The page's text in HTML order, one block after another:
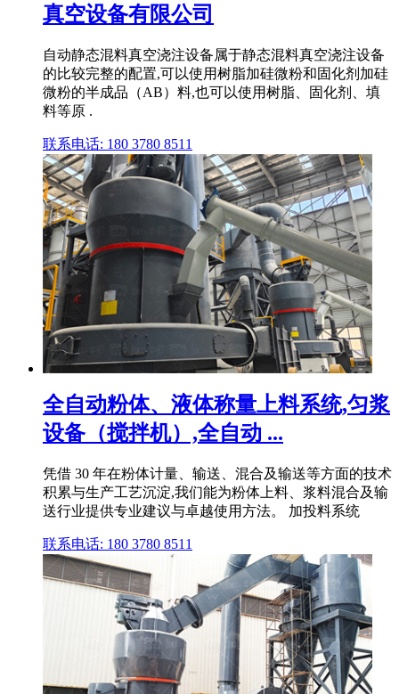
真空设备有限公司
自动静态混料真空浇注设备属于静态混料真空浇注设备
的比较完整的配置,可以使用树脂加硅微粉和固化剂加硅
微粉的半成品（AB）料,也可以使用树脂、固化剂、填
料等原 .
联系电话: 180 3780 8511
全自动粉体、液体称量上料系统,匀浆
设备（搅拌机）,全自动 ...
凭借 30 年在粉体计量、输送、混合及输送等方面的技术
积累与生产工艺沉淀,我们能为粉体上料、浆料混合及输
送行业提供专业建议与卓越使用方法。 加投料系统
联系电话: 180 3780 8511